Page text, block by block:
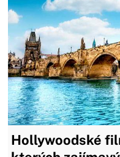
Hollywoodské